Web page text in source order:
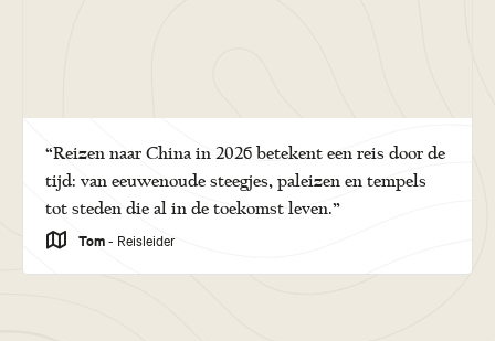
“Reizen naar China in 2026 betekent een reis door de
tijd: van eeuwenoude steegjes, paleizen en tempels
tot steden die al in de toekomst leven.”
Tom- Reisleider